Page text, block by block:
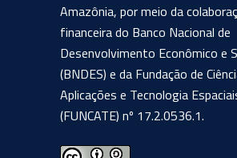
Amazônia, por meio da
financeira do Banco Nacional de
Desenvolvimento Econômico e
(BNDES) e da Fundação de
Aplicações e Tecnologia
(FUNCATE) nº 17.2.0536.1.